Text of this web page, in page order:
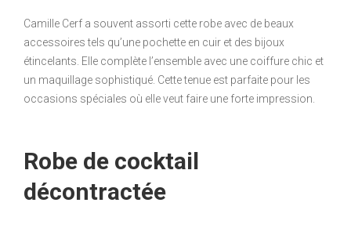
Camille Cerf a souvent assorti cette robe avec de beaux
accessoires tels qu’une pochette en cuir et des bijoux
étincelants. Elle complète l’ensemble avec une coiffure chic et
un maquillage sophistiqué. Cette tenue est parfaite pour les
occasions spéciales où elle veut faire une forte impression.
Robe de cocktail
décontractée